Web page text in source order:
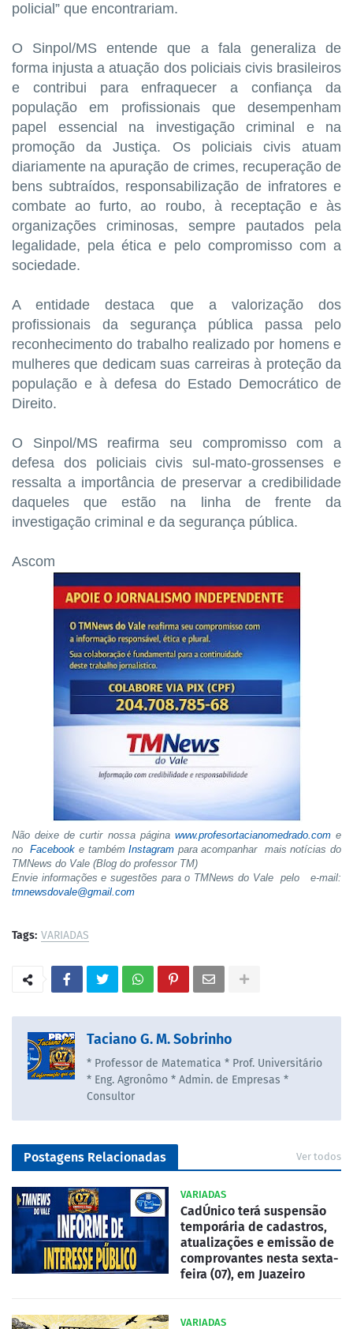
policial” que encontrariam.
O Sinpol/MS entende que a fala generaliza de
forma injusta a atuação dos policiais civis brasileiros
e contribui para enfraquecer a confiança da
população em profissionais que desempenham
papel essencial na investigação criminal e na
promoção da Justiça. Os policiais civis atuam
diariamente na apuração de crimes, recuperação de
bens subtraídos, responsabilização de infratores e
combate ao furto, ao roubo, à receptação e às
organizações criminosas, sempre pautados pela
legalidade, pela ética e pelo compromisso com a
sociedade.
A entidade destaca que a valorização dos
profissionais da segurança pública passa pelo
reconhecimento do trabalho realizado por homens e
mulheres que dedicam suas carreiras à proteção da
população e à defesa do Estado Democrático de
Direito.
O Sinpol/MS reafirma seu compromisso com a
defesa dos policiais civis sul-mato-grossenses e
ressalta a importância de preservar a credibilidade
daqueles que estão na linha de frente da
investigação criminal e da segurança pública.
Ascom
Não deixe de curtir nossa página www.profesortacianomedrado.come
noFacebook e tambémInstagram para acompanhar mais notícias do
TMNews do Vale (Blog do professor TM)
Envie informações e sugestões para o TMNews do Vale pelo e-mail:
tmnewsdovale@gmail.com
Tags: VARIADAS
Taciano G. M. Sobrinho
* Professor de Matematica * Prof. Universitário
* Eng. Agronômo * Admin. de Empresas *
Consultor
Postagens Relacionadas Ver todos
VARIADAS
CadÚnico terá suspensão
temporária de cadastros,
atualizações e emissão de
comprovantes nesta sexta-
feira (07), em Juazeiro
VARIADAS